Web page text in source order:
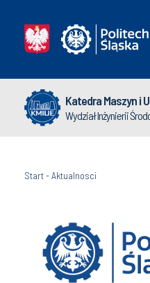
Katedra Maszyn i
Wydział Inżynierii
Start-Aktualnosci